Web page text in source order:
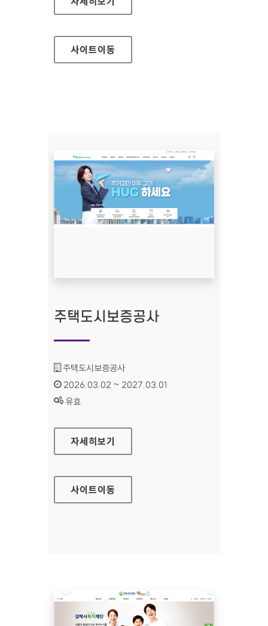
사이트이동
주택도시보증공사
기관명 :
주택도시보증공사
인증기간 :
2026.03.02 ~ 2027.03.01
상태 :
유효
주택도시보증공사
자세히보기
사이트이동